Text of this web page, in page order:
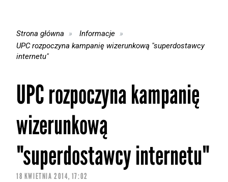
Strona główna
Informacje
UPC rozpoczyna kampanię wizerunkową "superdostawcy
internetu"
UPC rozpoczyna kampanię
wizerunkową
"superdostawcy internetu"
18 KWIETNIA 2014, 17:02